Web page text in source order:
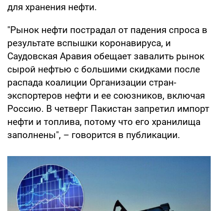
для хранения нефти.
"Рынок нефти пострадал от падения спроса в
результате вспышки коронавируса, и
Саудовская Аравия обещает завалить рынок
сырой нефтью с большими скидками после
распада коалиции Организации стран-
экспортеров нефти и ее союзников, включая
Россию. В четверг Пакистан запретил импорт
нефти и топлива, потому что его хранилища
заполнены", – говорится в публикации.